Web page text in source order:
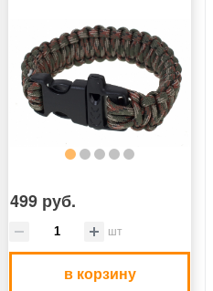
499 руб.
шт
в корзину